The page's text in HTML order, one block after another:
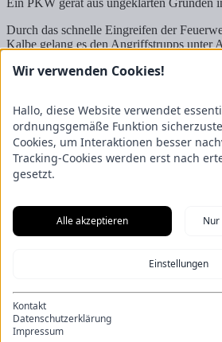
Durch das schnelle Eingreifen der
Kalbe gelang es den Angriffstrupps unter
Feuer weitgehend unter Kontroller war,
Verletzt wurde bei dem Einsatz niemand.
Ermittlung zur Brandursache
Truppmann-Ausbildung 2023
Freiwillige Feuerwehr Tiste
27419 Tiste
Vertreten durch den Ortsbrandmeister
Stellvertretender Ortsbrandmeister Luca
Datenschutzerklärung
Soziale Netzwerke
Instagram facebook
Wir verwenden Cookies!
Hallo, diese Website verwendet
ordnungsgemäße Funktion
Cookies, um Interaktionen besser
Tracking-Cookies werden erst nach
gesetzt.
Alle akzeptieren
Einstellungen
Kontakt
Datenschutzerklärung
Impressum